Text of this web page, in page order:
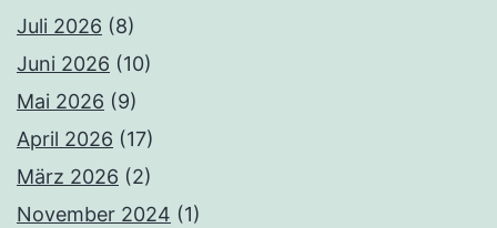
Juli 2026 (8)
Juni 2026 (10)
Mai 2026 (9)
April 2026 (17)
März 2026 (2)
November 2024 (1)